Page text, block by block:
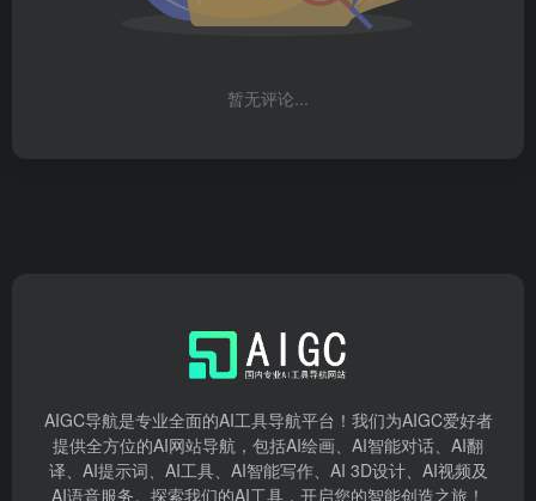
暂无评论...
AIGC导航是专业全面的AI工具导航平台！我们为AIGC爱好者
提供全方位的AI网站导航，包括AI绘画、AI智能对话、AI翻
译、AI提示词、AI工具、AI智能写作、AI 3D设计、AI视频及
AI语音服务。探索我们的AI工具，开启您的智能创造之旅！